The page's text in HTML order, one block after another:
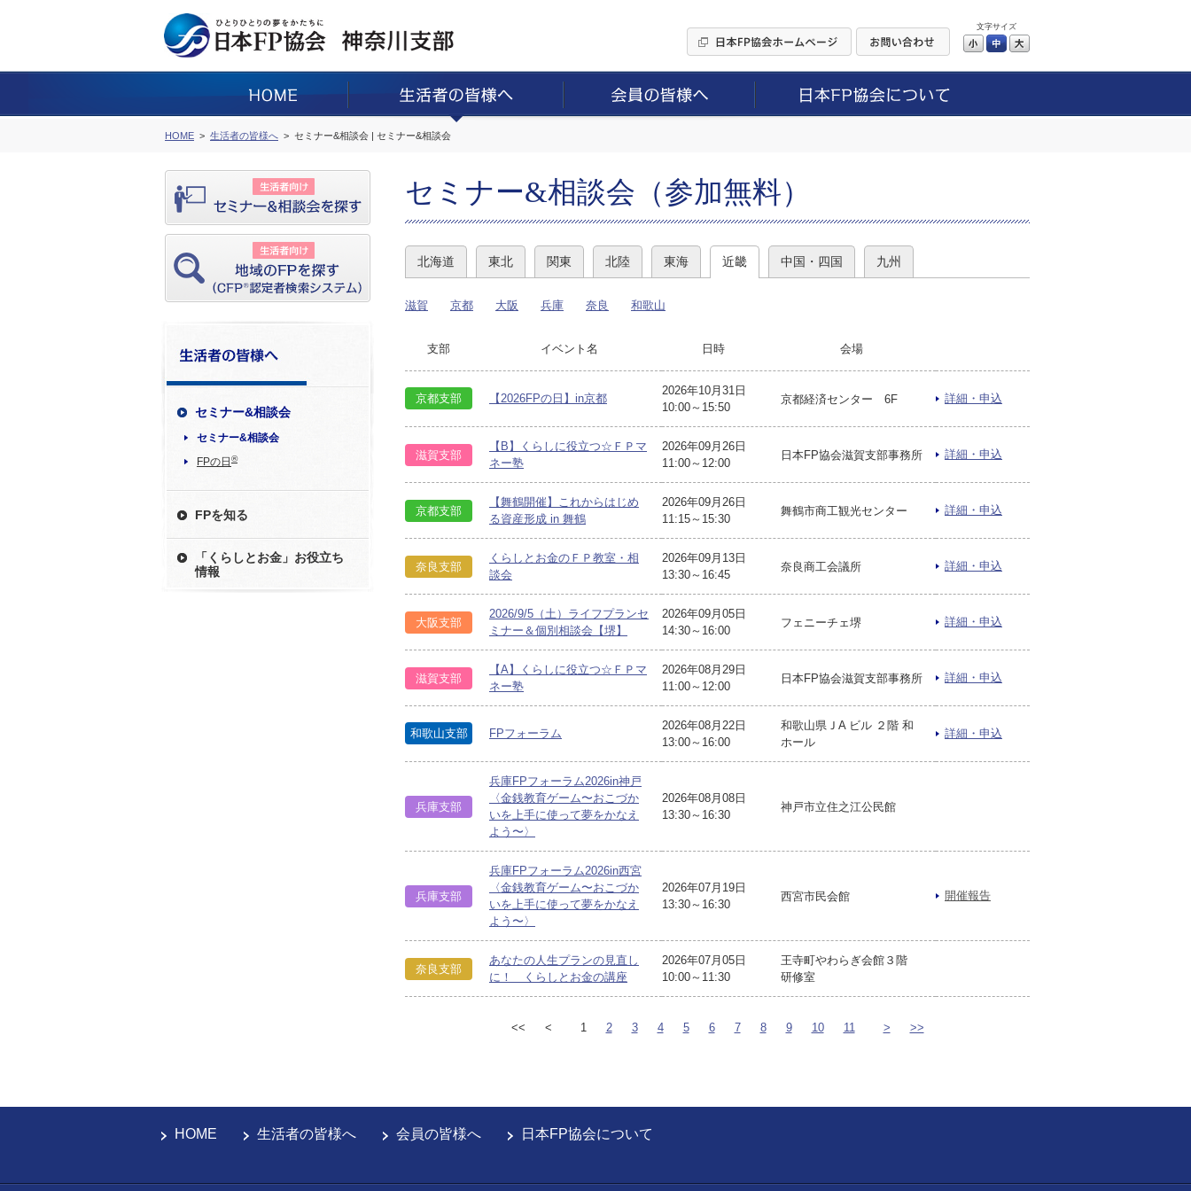
文字サイズ
小 中
HOME 生活者の皆様へ セミナー&相談会 | セミナー&相談会
セミナー&相談会
セミナー&相談会
FPの日 ®
FPを知る
「くらしとお金」お役立ち
情報
セミナー&相談会（参加無料）
北海道 東北 関東 北陸 東海 近畿 中国・四国 九州
滋賀 京都 大阪 兵庫 奈良 和歌山
支部 イベント名 日時 会場
京都支部 【2026FPの日】in京都
2026年10月31日
10:00～15:50
京都経済センター 6F 詳細・申込
滋賀支部
【B】くらしに役立つ☆ＦＰマ
ネー塾
2026年09月26日
11:00～12:00
日本FP協会滋賀支部事務所 詳細・申込
京都支部
【舞鶴開催】これからはじめ
る資産形成 in 舞鶴
2026年09月26日
11:15～15:30
舞鶴市商工観光センター 詳細・申込
奈良支部
くらしとお金のＦＰ教室・相
談会
2026年09月13日
13:30～16:45
奈良商工会議所 詳細・申込
大阪支部
2026/9/5（土）ライフプランセ
ミナー＆個別相談会【堺】
2026年09月05日
14:30～16:00
フェニーチェ堺 詳細・申込
滋賀支部
【A】くらしに役立つ☆ＦＰマ
ネー塾
2026年08月29日
11:00～12:00
日本FP協会滋賀支部事務所 詳細・申込
和歌山支部 FPフォーラム
2026年08月22日
13:00～16:00
和歌山県ＪA ビル ２階 和
ホール
詳細・申込
兵庫支部
兵庫FPフォーラム2026in神戸
〈金銭教育ゲーム〜おこづか
いを上手に使って夢をかなえ
よう〜〉
2026年08月08日
13:30～16:30
神戸市立住之江公民館
兵庫支部
兵庫FPフォーラム2026in西宮
〈金銭教育ゲーム〜おこづか
いを上手に使って夢をかなえ
よう〜〉
2026年07月19日
13:30～16:30
西宮市民会館 開催報告
奈良支部
あなたの人生プランの見直し
に！ くらしとお金の講座
2026年07月05日
10:00～11:30
王寺町やわらぎ会館３階
研修室
<< < 1 2 3 4 5 6 7 8 9 10 11 > >>
HOME 生活者の皆様へ 会員の皆様へ 日本FP協会について